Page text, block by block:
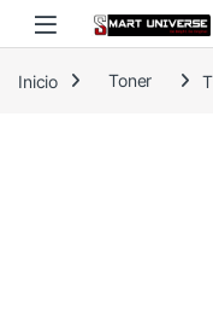
Skip to navigation
Skip to content
Inicio Toner